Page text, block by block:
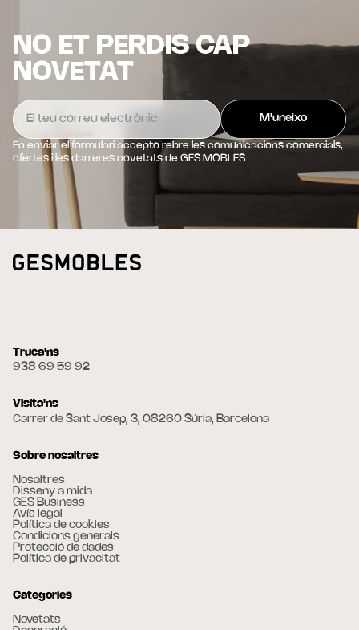
NO ET PERDIS CAP
NOVETAT
En enviar el formulari accepto rebre les comunicacions comercials,
ofertes i les darreres novetats de GES MOBLES
Truca'ns
938 69 59 92
Visita'ns
Carrer de Sant Josep, 3, 08260 Súria, Barcelona
Sobre nosaltres
Nosaltres
Disseny a mida
GES Business
Avís legal
Política de cookies
Condicions generals
Protecció de dades
Política de privacitat
Categories
Novetats